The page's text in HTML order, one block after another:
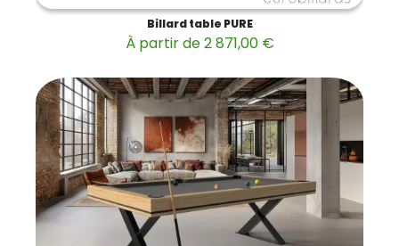
Billard table PURE
À partir de 2 871,00 €